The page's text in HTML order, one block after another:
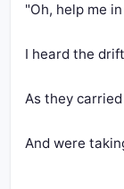
"Oh, help me
I heard the
As they
And were